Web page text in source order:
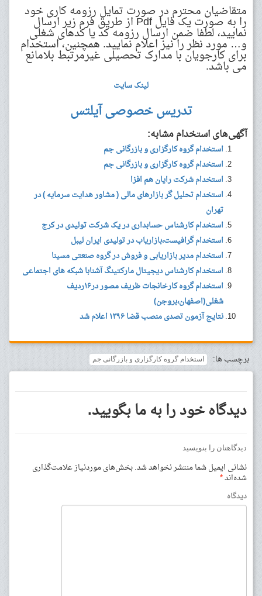
متقاضیان محترم در صورت تمایل رزومه کاری خود
را به صورت یک فایل Pdf از طریق فرم زیر ارسال
نمایید، لطفا ضمن ارسال رزومه کد یا کدهای شغلی
و… مورد نظر را نیز اعلام نمایید. همچنین، استخدام
برای کارجویان با مدارک تحصیلی غیرمرتبط بلامانع
می باشد.
لینک سایت
تدریس خصوصی آیلتس
آگهی‌های استخدام مشابه:
استخدام گروه کارگزاری و بازرگانی جم
استخدام گروه کارگزاری و بازرگانی جم
استخدام شرکت رایان هم افزا
استخدام تحلیل گر بازارهای مالی ( مشاور هدایت سرمایه ) در
تهران
استخدام کارشناس حسابداری در یک شرکت تولیدی در کرج
استخدام گرافیست،بازاریاب در تولیدی ایران لیبل
استخدام مدیر بازاریابی و فروش در گروه صنعتی مسینا
استخدام کارشناس دیجیتال مارکتینگ آشنابا شبکه های اجتماعی
استخدام گروه کارخانجات ظریف مصور در۱۶ردیف
شغلی(اصفهان،بروجن)
نتایج آزمون تصدی منصب قضا ۱۳۹۶ اعلام شد
برچسب ها: استخدام گروه کارگزاری و بازرگانی جم
دیدگاه خود را به ما بگویید.
دیدگاهتان را بنویسید
نشانی ایمیل شما منتشر نخواهد شد.بخش‌های موردنیاز علامت‌گذاری
شده‌اند*
دیدگاه